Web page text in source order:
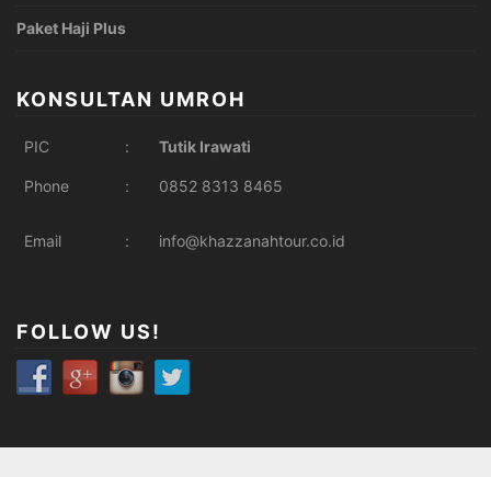
Paket Haji Plus
KONSULTAN UMROH
PIC : Tutik Irawati
Phone : 0852 8313 8465
Email : info@khazzanahtour.co.id
FOLLOW US!